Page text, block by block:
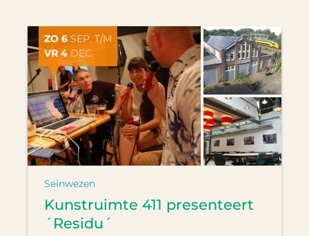
ZO 6 SEP. T/M
VR 4 DEC.
Seinwezen
Kunstruimte 411 presenteert
´Residu´